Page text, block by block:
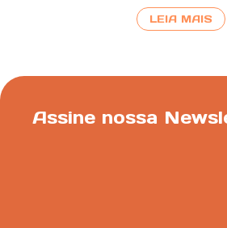
LEIA MAIS
Assine nossa